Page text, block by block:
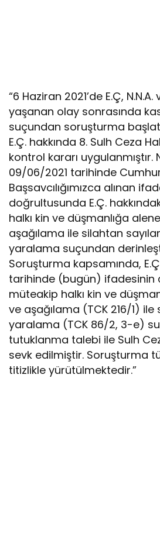
“6 Haziran 2021’de E.Ç, N.N.A.
yaşanan olay sonrasında
suçundan soruşturma
E.Ç. hakkında 8. Sulh Ceza
kontrol kararı uygulanmıştır.
09/06/2021 tarihinde
Başsavcılığımızca alınan
doğrultusunda E.Ç.
halkı kin ve düşmanlığa
aşağılama ile silahtan
yaralama suçundan
Soruşturma kapsamında,
tarihinde (bugün) ifadesinin
müteakip halkı kin ve
ve aşağılama (TCK 216/1)
yaralama (TCK 86/2, 3-e)
tutuklanma talebi ile Sulh
sevk edilmiştir. Soruşturma
titizlikle yürütülmektedir.”